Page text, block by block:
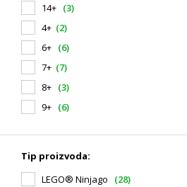
14+ (3)
4+ (2)
6+ (6)
7+ (7)
8+ (3)
9+ (6)
Tip proizvoda:
LEGO® Ninjago
(28)